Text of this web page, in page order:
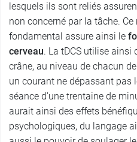
lesquels ils sont reliés
non concerné par la tâche.
fondamental assure ainsi le
cerveau. La tDCS utilise ainsi
crâne, au niveau de chacun
un courant ne dépassant pas
séance d'une trentaine de
aurait ainsi des effets
psychologiques, du langage